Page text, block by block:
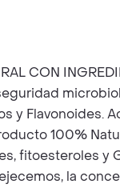
CON
y Flavonoides.
100%
fitoesteroles y
la